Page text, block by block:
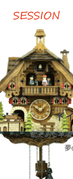
ド
歴史ある本
夢